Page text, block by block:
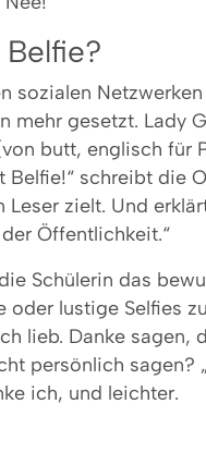
sozialen
mehr gesetzt. Lady
butt, englisch für
Belfie!“ schreibt die
zielt. Und
Öffentlichkeit.“
Schülerin das
oder lustige Selfies
lieb. Danke sagen,
persönlich sagen?
ich, und leichter.